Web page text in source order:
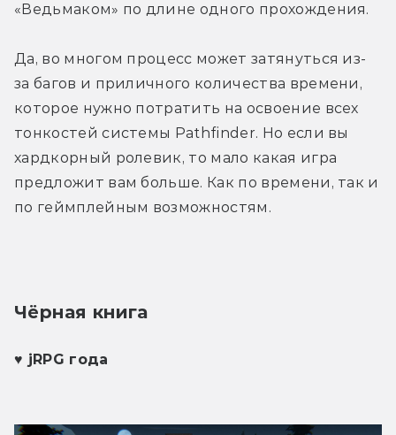
«Ведьмаком» по длине одного прохождения.
Да, во многом процесс может затянуться из-
за багов и приличного количества времени,
которое нужно потратить на освоение всех
тонкостей системы Pathfinder. Но если вы
хардкорный ролевик, то мало какая игра
предложит вам больше. Как по времени, так и
по геймплейным возможностям.
Чёрная книга
♥ jRPG года